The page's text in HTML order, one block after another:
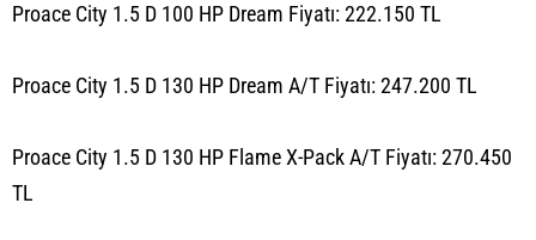
Proace City 1.5 D 100 HP Dream Fiyatı: 222.150 TL
Proace City 1.5 D 130 HP Dream A/T Fiyatı: 247.200 TL
Proace City 1.5 D 130 HP Flame X-Pack A/T Fiyatı: 270.450
TL